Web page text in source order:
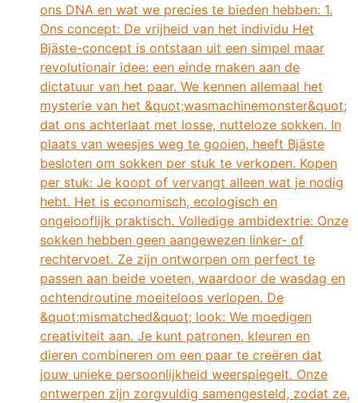
ons DNA en wat we precies te bieden hebben: 1.
Ons concept: De vrijheid van het individu Het
Bjäste-concept is ontstaan ​​uit een simpel maar
revolutionair idee: een einde maken aan de
dictatuur van het paar. We kennen allemaal het
mysterie van het &quot;wasmachinemonster&quot;
dat ons achterlaat met losse, nutteloze sokken. In
plaats van weesjes weg te gooien, heeft Bjäste
besloten om sokken per stuk te verkopen. Kopen
per stuk: Je koopt of vervangt alleen wat je nodig
hebt. Het is economisch, ecologisch en
ongelooflijk praktisch. Volledige ambidextrie: Onze
sokken hebben geen aangewezen linker- of
rechtervoet. Ze zijn ontworpen om perfect te
passen aan beide voeten, waardoor de wasdag en
ochtendroutine moeiteloos verlopen. De
&quot;mismatched&quot; look: We moedigen
creativiteit aan. Je kunt patronen, kleuren en
dieren combineren om een ​​paar te creëren dat
jouw unieke persoonlijkheid weerspiegelt. Onze
ontwerpen zijn zorgvuldig samengesteld, zodat ze,